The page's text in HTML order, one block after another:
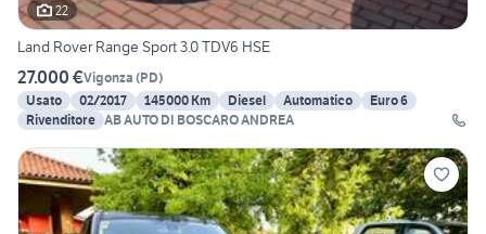
22
Land Rover Range Sport 3.0 TDV6 HSE
27.000 €Vigonza (PD)
Usato
02/2017 145000 Km Diesel Automatico
Euro 6
Rivenditore AB AUTO DI BOSCARO ANDREA